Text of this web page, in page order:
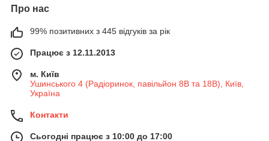
Про нас
99% позитивних з 445 відгуків за рік
Працює з 12.11.2013
м. Київ
Ушинського 4 (Радіоринок, павільйон 8В та 18В), Київ,
Україна
Контакти
Сьогодні працює з 10:00 до 17:00